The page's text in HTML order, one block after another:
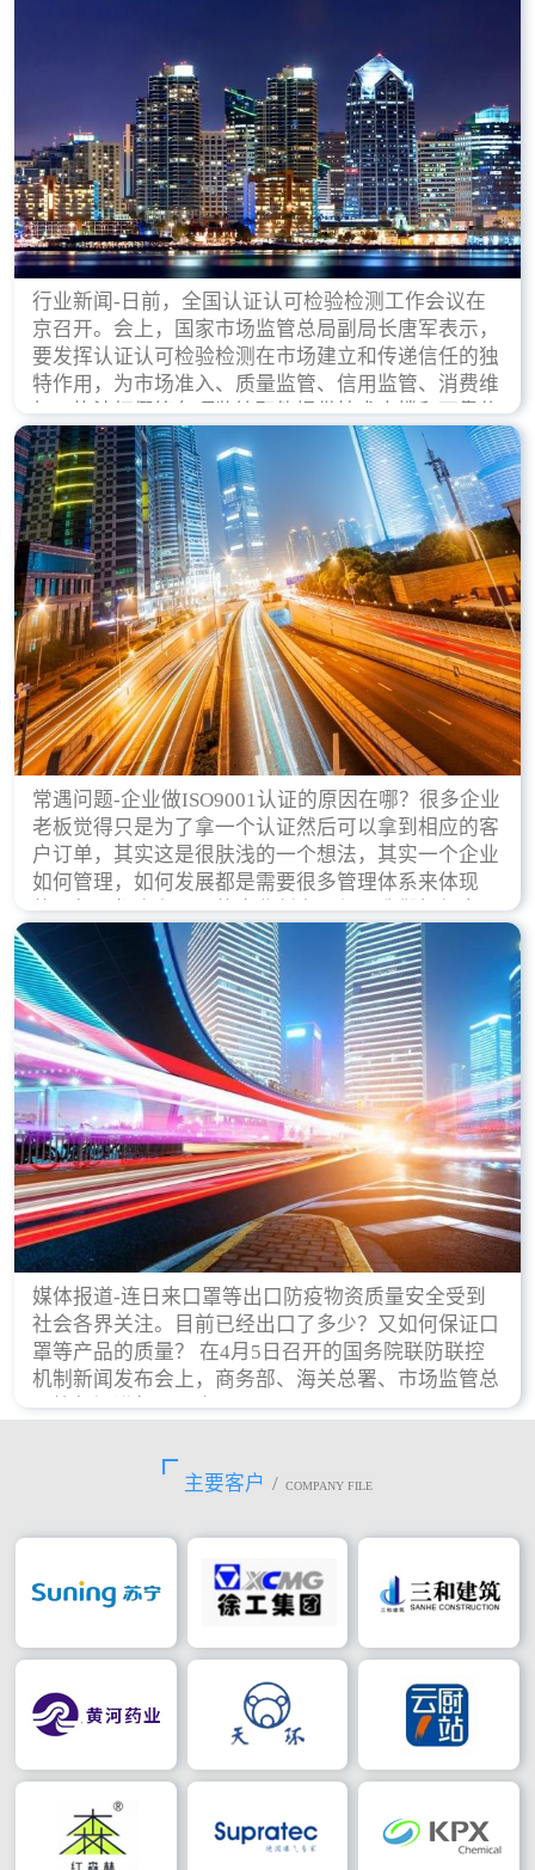
行业新闻-日前，全国认证认可检验检测工作会议在
京召开。会上，国家市场监管总局副局长唐军表示，
要发挥认证认可检验检测在市场建立和传递信任的独
特作用，为市场准入、质量监管、信用监管、消费维
权、执法打假等各项监管职能提供技术支撑和可靠依
据。
常遇问题-企业做ISO9001认证的原因在哪？很多企业
老板觉得只是为了拿一个认证然后可以拿到相应的客
户订单，其实这是很肤浅的一个想法，其实一个企业
如何管理，如何发展都是需要很多管理体系来体现
的，每天都会有不同的企业创立，但是我们如何去证
实一个企业的合法，有质量保证了？这就是ISO9001
认证体现价值的时候，那么键锋小编就来细说下企业
做ISO9001认证的根本原因。
媒体报道-连日来口罩等出口防疫物资质量安全受到
社会各界关注。目前已经出口了多少？又如何保证口
罩等产品的质量？ 在4月5日召开的国务院联防联控
机制新闻发布会上，商务部、海关总署、市场监管总
局等部门进行了回应。
主要客户 / COMPANY FILE